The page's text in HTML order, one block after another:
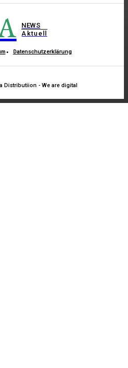
NEWS
Aktuell
Datenschutzerklärung
Distributiion - We are digital